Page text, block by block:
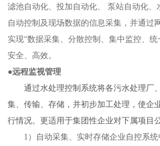
滤池自动化、投加自动化、 泵站自动化、
自动控制及现场数据的信息采集，并通过
实现“数据采集、分散控制、集中监控、
安全、高效。
●远程监视管理
通过水处理控制系统将各污水处理厂
集、传输、存储，并初步加工处理，使企
行情况。更适用于集团性企业对下属项目
1）自动采集、实时存储企业自控系统